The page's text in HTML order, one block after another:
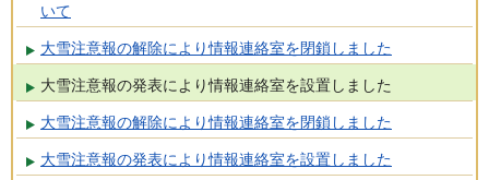
いて
大雪注意報の解除により情報連絡室を閉鎖しました
大雪注意報の発表により情報連絡室を設置しました
大雪注意報の解除により情報連絡室を閉鎖しました
大雪注意報の発表により情報連絡室を設置しました